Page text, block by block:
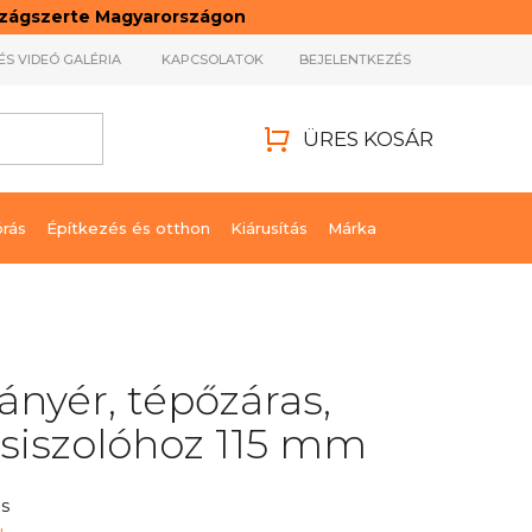
Magyarországon
VIDEÓ GALÉRIA KAPCSOLATOK BEJELENTKEZÉS
ÜRES KOSÁR
Építkezés és otthon Kiárusítás Márka
tépőzáras,
115 mm